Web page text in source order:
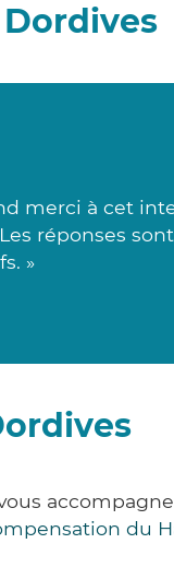
merci à cet
réponses
»
du